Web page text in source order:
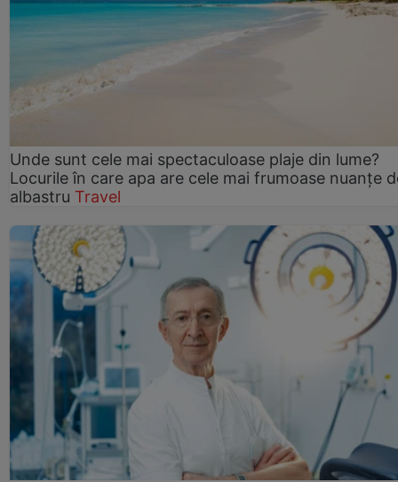
Unde sunt cele mai spectaculoase plaje din lume?
Locurile în care apa are cele mai frumoase nuanțe
albastru Travel